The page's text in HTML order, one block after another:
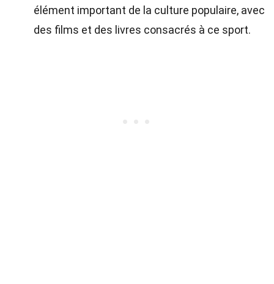
élément important de la culture populaire, avec
des films et des livres consacrés à ce sport.